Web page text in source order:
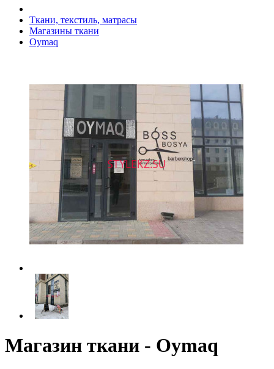
Ткани, текстиль, матрасы
Магазины ткани
Oymaq
Магазин ткани - Oymaq